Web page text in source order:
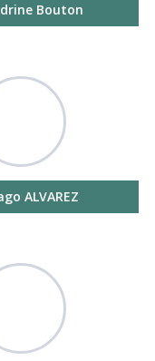
Bouton
ALVAREZ